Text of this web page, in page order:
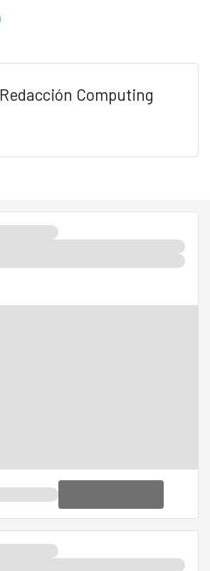
Redacción Computing